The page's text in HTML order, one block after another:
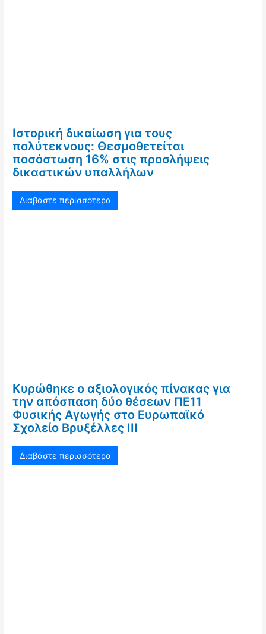
Ιστορική δικαίωση για τους
πολύτεκνους: Θεσμοθετείται
ποσόστωση 16% στις προσλήψεις
δικαστικών υπαλλήλων
Διαβάστε περισσότερα
Κυρώθηκε ο αξιολογικός πίνακας για
την απόσπαση δύο θέσεων ΠΕ11
Φυσικής Αγωγής στο Ευρωπαϊκό
Σχολείο Βρυξέλλες ΙΙΙ
Διαβάστε περισσότερα